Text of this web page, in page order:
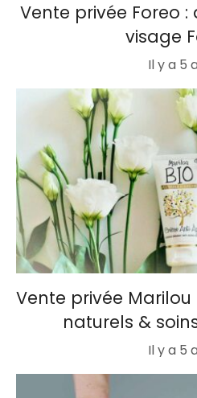
Vente privée Foreo
visage
Il y a 5
Vente privée Marilou
naturels &
Il y a 5